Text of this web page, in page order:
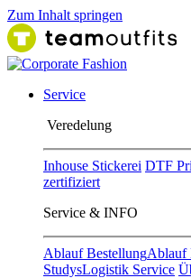
Zum Inhalt springen
Service
Ver​edelung
Inhouse Stickerei DTF
zertifiziert
Service & INFO
Ablauf BestellungAblauf
StudysLogistik Service